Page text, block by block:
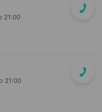
21:00
21:00